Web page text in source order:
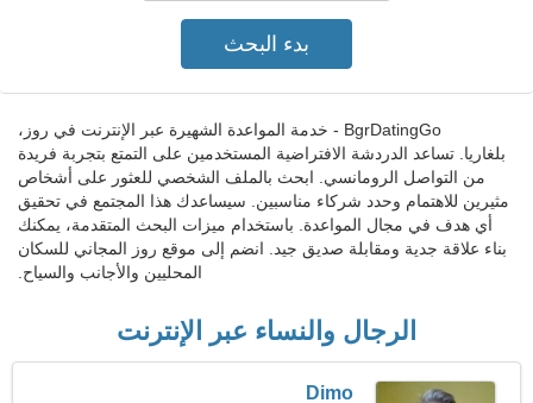
BgrDatingGo - خدمة المواعدة الشهيرة عبر الإنترنت في روز،
بلغاريا. تساعد الدردشة الافتراضية المستخدمين على التمتع بتجربة فريدة
من التواصل الرومانسي. ابحث بالملف الشخصي للعثور على أشخاص
مثيرين للاهتمام وحدد شركاء مناسبين. سيساعدك هذا المجتمع في تحقيق
أي هدف في مجال المواعدة. باستخدام ميزات البحث المتقدمة، يمكنك
بناء علاقة جدية ومقابلة صديق جيد. انضم إلى موقع روز المجاني للسكان
المحليين والأجانب والسياح.
الرجال والنساء عبر الإنترنت
Dimo